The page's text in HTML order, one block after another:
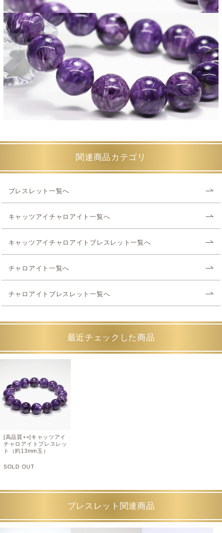
関連商品カテゴリ
ブレスレット一覧へ
キャッツアイチャロアイト一覧へ
キャッツアイチャロアイトブレスレット一覧へ
チャロアイト一覧へ
チャロアイトブレスレット一覧へ
最近チェックした商品
[高品質++]キャッツアイ
チャロアイトブレスレッ
ト（約13mm玉）
SOLD OUT
ブレスレット関連商品